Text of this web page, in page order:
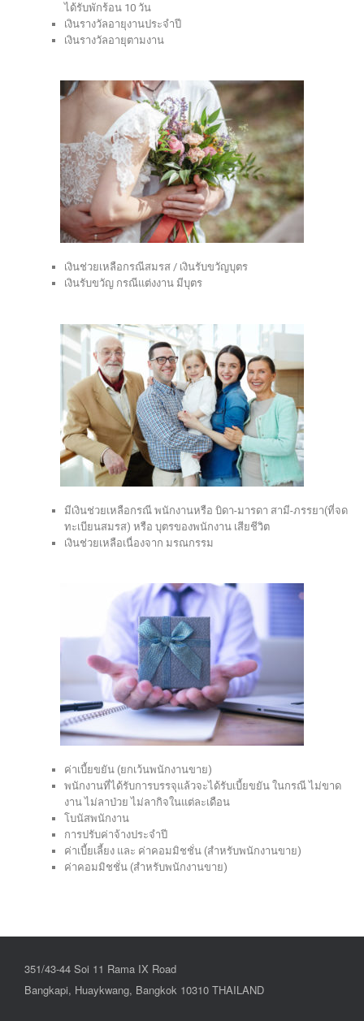
ได้รับพักร้อน 10 วัน
เงินรางวัลอายุงานประจำปี
เงินรางวัลอายุตามงาน
เงินช่วยเหลือกรณีสมรส / เงินรับขวัญบุตร
เงินรับขวัญ กรณีแต่งงาน มีบุตร
มีเงินช่วยเหลือกรณี พนักงานหรือ บิดา-มารดา สามี-ภรรยา(ที่จด
ทะเบียนสมรส) หรือ บุตรของพนักงาน เสียชีวิต
เงินช่วยเหลือเนื่องจาก มรณกรรม
ค่าเบี้ยขยัน (ยกเว้นพนักงานขาย)
พนักงานที่ได้รับการบรรจุแล้วจะได้รับเบี้ยขยัน ในกรณี ไม่ขาด
งาน ไม่ลาป่วย ไม่ลากิจในแต่ละเดือน
โบนัสพนักงาน
การปรับค่าจ้างประจำปี
ค่าเบี้ยเลี้ยง และ ค่าคอมมิชชั่น (สำหรับพนักงานขาย)
ค่าคอมมิชชั่น (สำหรับพนักงานขาย)
351/43-44 Soi 11 Rama IX Road
Bangkapi, Huaykwang, Bangkok 10310 THAILAND